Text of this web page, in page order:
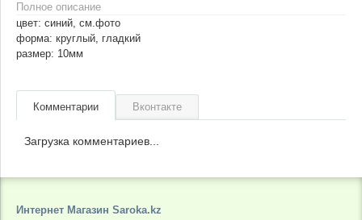
Полное описание
цвет: синий, см.фото
форма: круглый, гладкий
размер: 10мм
Комментарии Вконтакте
Загрузка комментариев...
Интернет Магазин Saroka.kz